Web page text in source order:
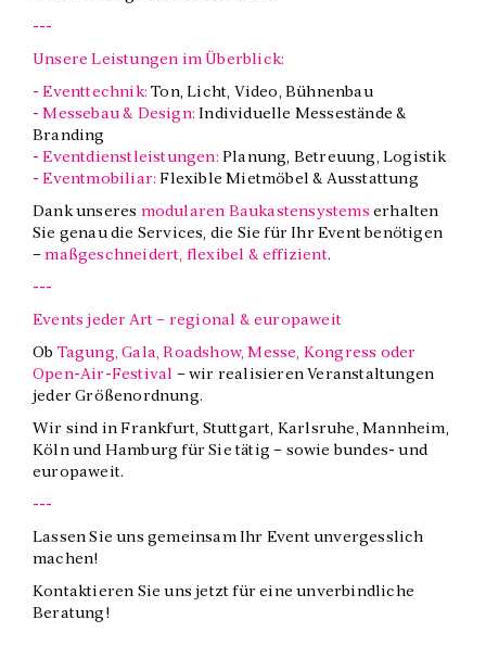
---
Unsere Leistungen im Überblick:
- Eventtechnik: Ton, Licht, Video, Bühnenbau
- Messebau & Design: Individuelle Messestände &
Branding
- Eventdienstleistungen: Planung, Betreuung, Logistik
- Eventmobiliar: Flexible Mietmöbel & Ausstattung
Dank unseres modularen Baukastensystems erhalten
Sie genau die Services, die Sie für Ihr Event benötigen
– maßgeschneidert, flexibel & effizient.
---
Events jeder Art – regional & europaweit
Ob Tagung, Gala, Roadshow, Messe, Kongress oder
Open-Air-Festival – wir realisieren Veranstaltungen
jeder Größenordnung.
Wir sind in Frankfurt, Stuttgart, Karlsruhe, Mannheim,
Köln und Hamburg für Sie tätig – sowie bundes- und
europaweit.
---
Lassen Sie uns gemeinsam Ihr Event unvergesslich
machen!
Kontaktieren Sie uns jetzt für eine unverbindliche
Beratung!